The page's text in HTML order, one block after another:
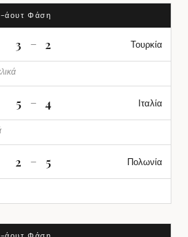
άουτ Φάση
3 – 2 Τουρκία
5 – 4 Ιταλία
2 – 5 Πολωνία